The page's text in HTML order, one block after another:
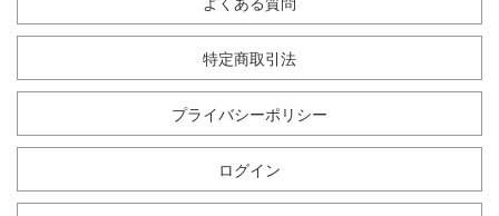
よくある質問
特定商取引法
プライバシーポリシー
ログイン